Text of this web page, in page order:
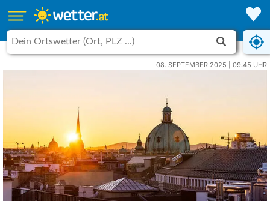
08. SEPTEMBER 2025 | 09:45 UHR